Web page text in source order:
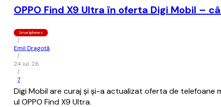
OPPO Find X9 Ultra în oferta Digi Mobil –
Smartphones
/
Emil Dragotă
/
24 iul. 26
/
7
Digi Mobil are curaj și și-a actualizat oferta de
ul OPPO Find X9 Ultra.